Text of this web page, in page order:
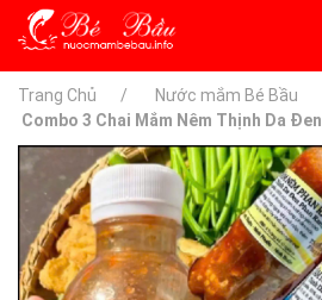
Trang Chủ
Nước mắm Bé Bầu
Combo 3 Chai Mắm Nêm Thịnh Da Đen